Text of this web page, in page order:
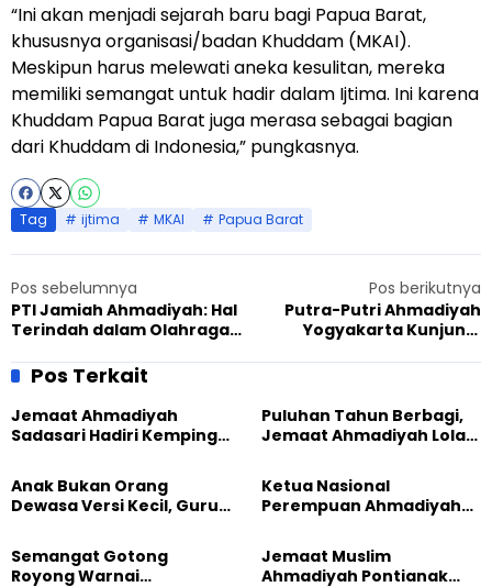
“Ini akan menjadi sejarah baru bagi Papua Barat,
khususnya organisasi/badan Khuddam (MKAI).
Meskipun harus melewati aneka kesulitan, mereka
memiliki semangat untuk hadir dalam Ijtima. Ini karena
Khuddam Papua Barat juga merasa sebagai bagian
dari Khuddam di Indonesia,” pungkasnya.
Tag ijtima MKAI Papua Barat
Pos sebelumnya
PTI Jamiah Ahmadiyah: Hal
Terindah dalam Olahraga
Wujud Allah Ta’ala
Pos berikutnya
Putra-Putri Ahmadiyah
Yogyakarta Kunjungi
Pos Terkait
Jemaat Ahmadiyah
Sadasari Hadiri Kemping
Puluhan Tahun Berbagi,
Jemaat Ahmadiyah Lolak
Sembako kepada Warga
Anak Bukan Orang
Dewasa Versi Kecil, Guru
Ketua Nasional
Perempuan Ahmadiyah
Besar Universitas
Terbuka
Semangat Gotong
Royong Warnai
Jemaat Muslim
Ahmadiyah Pontianak